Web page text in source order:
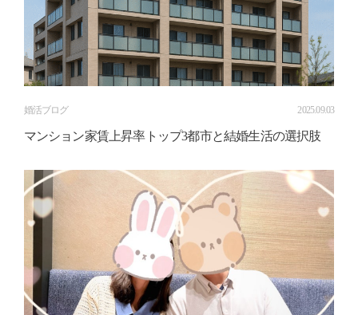
婚活ブログ 2025.09.03
マンション家賃上昇率トップ3都市と結婚生活の選択肢